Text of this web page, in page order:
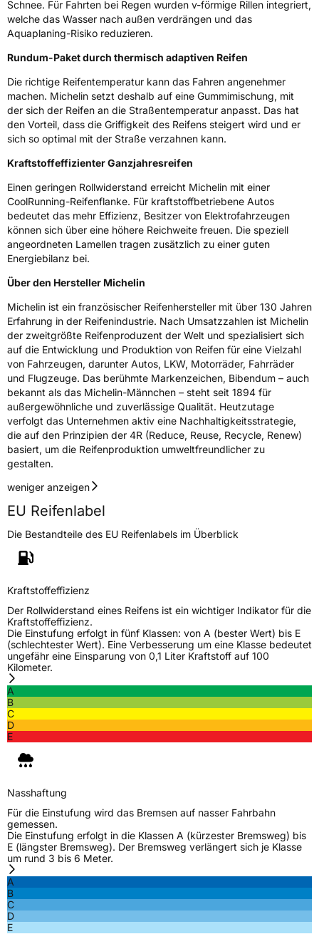
EPREL ID1045671
Allgemeine Produktsicherheit (GPSR)
HerstellerkontaktMANUFACTURE FRANCAISE DES
PNEUMATIQUES MICHELIN, place des
Carmes-Déchaux 23 63000 Clermont-
Ferrand Frankreich, contact@tc.michelin.eu
Schnee. Für Fahrten bei Regen wurden v-förmige Rillen integriert,
welche das Wasser nach außen verdrängen und das
Aquaplaning-Risiko reduzieren.
Rundum-Paket durch thermisch adaptiven Reifen
Die richtige Reifentemperatur kann das Fahren angenehmer
machen. Michelin setzt deshalb auf eine Gummimischung, mit
der sich der Reifen an die Straßentemperatur anpasst. Das hat
den Vorteil, dass die Griffigkeit des Reifens steigert wird und er
sich so optimal mit der Straße verzahnen kann.
Kraftstoffeffizienter Ganzjahresreifen
Einen geringen Rollwiderstand erreicht Michelin mit einer
CoolRunning-Reifenflanke. Für kraftstoffbetriebene Autos
bedeutet das mehr Effizienz, Besitzer von Elektrofahrzeugen
können sich über eine höhere Reichweite freuen. Die speziell
angeordneten Lamellen tragen zusätzlich zu einer guten
Energiebilanz bei.
Über den Hersteller Michelin
Michelin ist ein französischer Reifenhersteller mit über 130 Jahren
Erfahrung in der Reifenindustrie. Nach Umsatzzahlen ist Michelin
der zweitgrößte Reifenproduzent der Welt und spezialisiert sich
auf die Entwicklung und Produktion von Reifen für eine Vielzahl
von Fahrzeugen, darunter Autos, LKW, Motorräder, Fahrräder
und Flugzeuge. Das berühmte Markenzeichen, Bibendum – auch
bekannt als das Michelin-Männchen – steht seit 1894 für
außergewöhnliche und zuverlässige Qualität. Heutzutage
verfolgt das Unternehmen aktiv eine Nachhaltigkeitsstrategie,
die auf den Prinzipien der 4R (Reduce, Reuse, Recycle, Renew)
basiert, um die Reifenproduktion umweltfreundlicher zu
gestalten.
weniger anzeigen
EU Reifenlabel
Die Bestandteile des EU Reifenlabels im Überblick
Kraftstoffeffizienz
Der Rollwiderstand eines Reifens ist ein wichtiger Indikator für die
Kraftstoffeffizienz.
Die Einstufung erfolgt in fünf Klassen: von A (bester Wert) bis E
(schlechtester Wert). Eine Verbesserung um eine Klasse bedeutet
ungefähr eine Einsparung von 0,1 Liter Kraftstoff auf 100
Kilometer.
A
B
C
D
E
Nasshaftung
Für die Einstufung wird das Bremsen auf nasser Fahrbahn
gemessen.
Die Einstufung erfolgt in die Klassen A (kürzester Bremsweg) bis
E (längster Bremsweg). Der Bremsweg verlängert sich je Klasse
um rund 3 bis 6 Meter.
A
B
C
D
E